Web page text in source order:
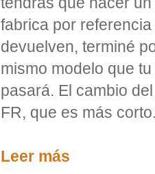
fabrica por
devuelven, terminé
mismo modelo que
pasará. El cambio
FR, que es más
Leer más